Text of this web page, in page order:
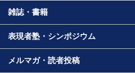
雑誌・書籍
表現者塾・シンポジウム
メルマガ・読者投稿